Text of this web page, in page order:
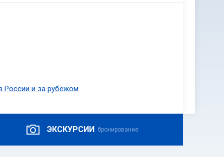
России и за рубежом
ЭКСКУРСИИ бронирование